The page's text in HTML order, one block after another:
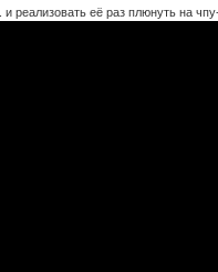
и реализовать её раз плюнуть на